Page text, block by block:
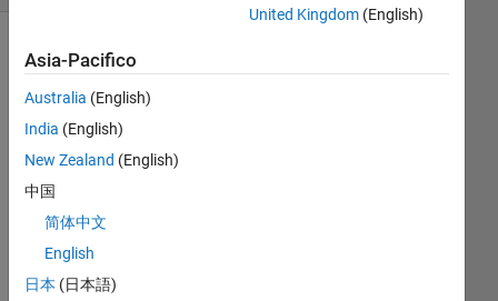
uld
like
United Kingdom(English)
Asia-Pacifico
Australia (English)
India (English)
New Zealand (English)
中国
简体中文
English
日本 (日本語)